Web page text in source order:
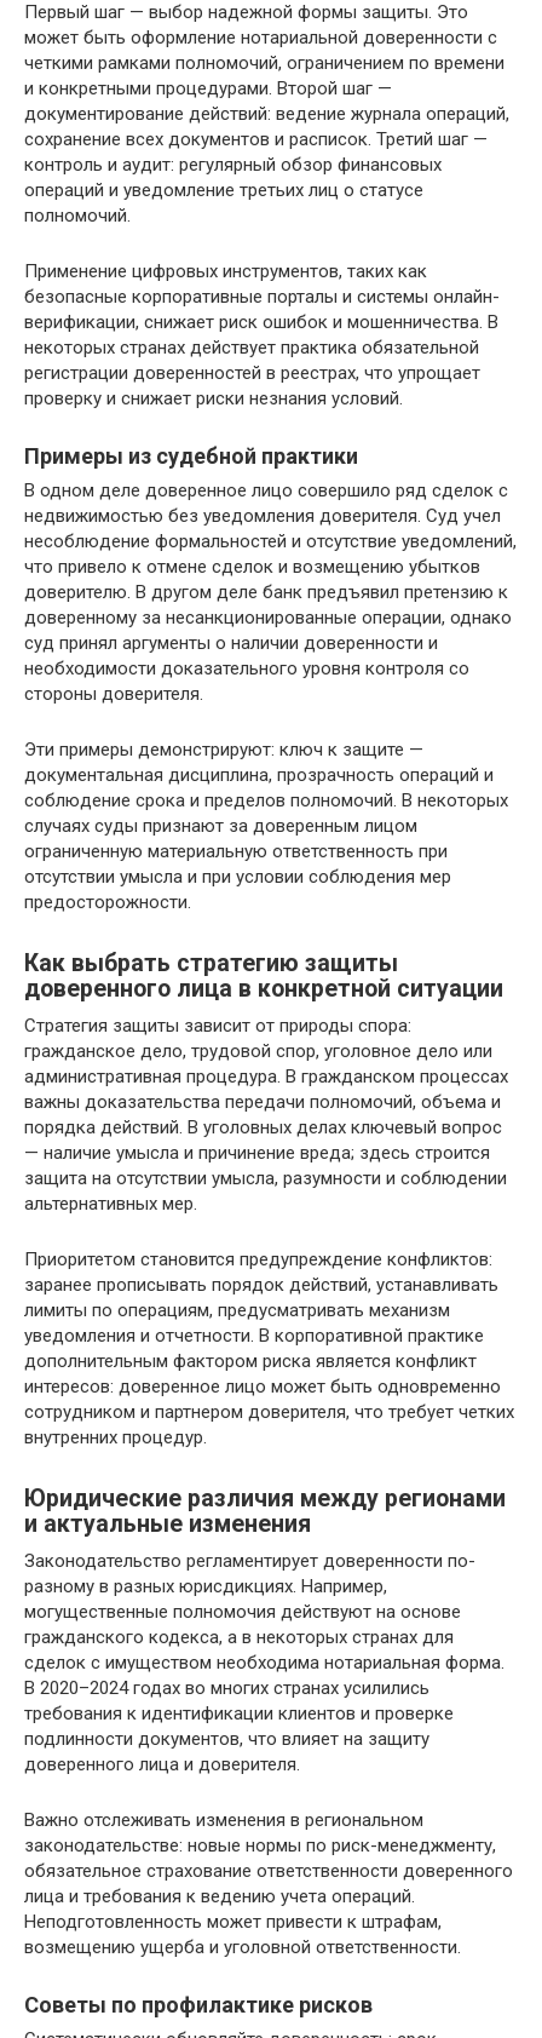
Первый шаг — выбор надежной формы защиты. Это
может быть оформление нотариальной доверенности с
четкими рамками полномочий, ограничением по времени
и конкретными процедурами. Второй шаг —
документирование действий: ведение журнала операций,
сохранение всех документов и расписок. Третий шаг —
контроль и аудит: регулярный обзор финансовых
операций и уведомление третьих лиц о статусе
полномочий.
Применение цифровых инструментов, таких как
безопасные корпоративные порталы и системы онлайн-
верификации, снижает риск ошибок и мошенничества. В
некоторых странах действует практика обязательной
регистрации доверенностей в реестрах, что упрощает
проверку и снижает риски незнания условий.
Примеры из судебной практики
В одном деле доверенное лицо совершило ряд сделок с
недвижимостью без уведомления доверителя. Суд учел
несоблюдение формальностей и отсутствие уведомлений,
что привело к отмене сделок и возмещению убытков
доверителю. В другом деле банк предъявил претензию к
доверенному за несанкционированные операции, однако
суд принял аргументы о наличии доверенности и
необходимости доказательного уровня контроля со
стороны доверителя.
Эти примеры демонстрируют: ключ к защите —
документальная дисциплина, прозрачность операций и
соблюдение срока и пределов полномочий. В некоторых
случаях суды признают за доверенным лицом
ограниченную материальную ответственность при
отсутствии умысла и при условии соблюдения мер
предосторожности.
Как выбрать стратегию защиты
доверенного лица в конкретной ситуации
Стратегия защиты зависит от природы спора:
гражданское дело, трудовой спор, уголовное дело или
административная процедура. В гражданском процессах
важны доказательства передачи полномочий, объема и
порядка действий. В уголовных делах ключевый вопрос
— наличие умысла и причинение вреда; здесь строится
защита на отсутствии умысла, разумности и соблюдении
альтернативных мер.
Приоритетом становится предупреждение конфликтов:
заранее прописывать порядок действий, устанавливать
лимиты по операциям, предусматривать механизм
уведомления и отчетности. В корпоративной практике
дополнительным фактором риска является конфликт
интересов: доверенное лицо может быть одновременно
сотрудником и партнером доверителя, что требует четких
внутренних процедур.
Юридические различия между регионами
и актуальные изменения
Законодательство регламентирует доверенности по-
разному в разных юрисдикциях. Например,
могущественные полномочия действуют на основе
гражданского кодекса, а в некоторых странах для
сделок с имуществом необходима нотариальная форма.
В 2020–2024 годах во многих странах усилились
требования к идентификации клиентов и проверке
подлинности документов, что влияет на защиту
доверенного лица и доверителя.
Важно отслеживать изменения в региональном
законодательстве: новые нормы по риск-менеджменту,
обязательное страхование ответственности доверенного
лица и требования к ведению учета операций.
Неподготовленность может привести к штрафам,
возмещению ущерба и уголовной ответственности.
Советы по профилактике рисков